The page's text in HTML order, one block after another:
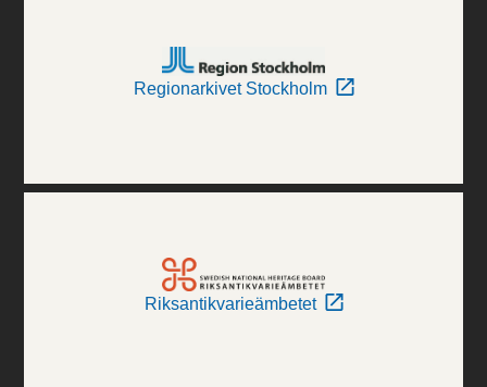
Regionarkivet Stockholm
Riksantikvarieämbetet